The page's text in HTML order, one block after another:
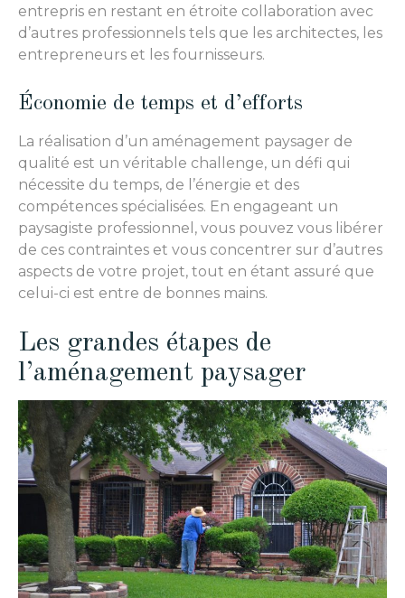
entrepris en restant en étroite collaboration avec
d’autres professionnels tels que les architectes, les
entrepreneurs et les fournisseurs.
Économie de temps et d’efforts
La réalisation d’un aménagement paysager de
qualité est un véritable challenge, un défi qui
nécessite du temps, de l’énergie et des
compétences spécialisées. En engageant un
paysagiste professionnel, vous pouvez vous libérer
de ces contraintes et vous concentrer sur d’autres
aspects de votre projet, tout en étant assuré que
celui-ci est entre de bonnes mains.
Les grandes étapes de
l’aménagement paysager